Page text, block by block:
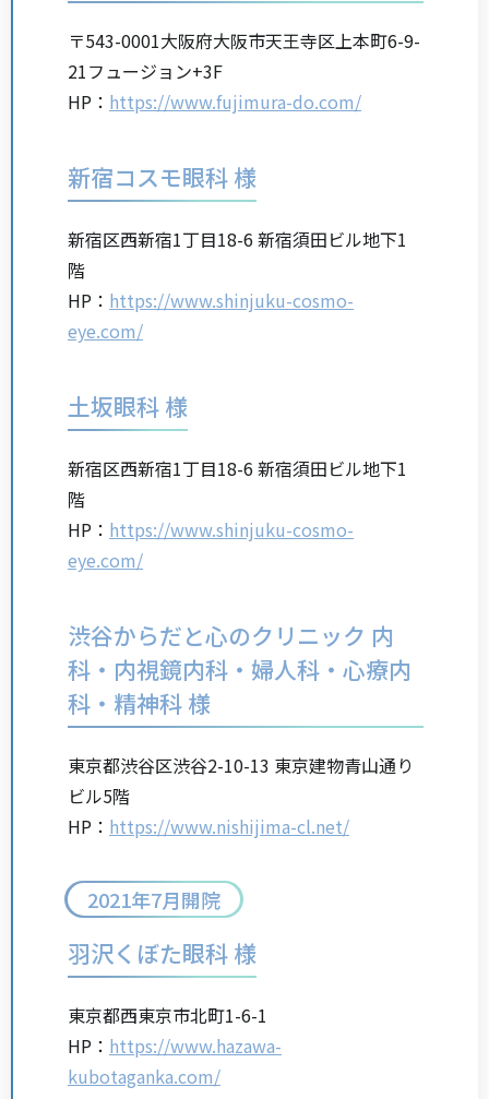
〒543-0001大阪府大阪市天王寺区上本町6-9-
21フュージョン+3F
HP： https://www.fujimura-do.com/
新宿コスモ眼科 様
新宿区西新宿1丁目18-6 新宿須田ビル地下1
階
HP： https://www.shinjuku-cosmo-
eye.com/
土坂眼科 様
新宿区西新宿1丁目18-6 新宿須田ビル地下1
階
HP： https://www.shinjuku-cosmo-
eye.com/
渋谷からだと心のクリニック 内
科・内視鏡内科・婦人科・心療内
科・精神科 様
東京都渋谷区渋谷2-10-13 東京建物青山通り
ビル5階
HP： https://www.nishijima-cl.net/
2021年7月開院
羽沢くぼた眼科 様
東京都西東京市北町1-6-1
HP： https://www.hazawa-
kubotaganka.com/